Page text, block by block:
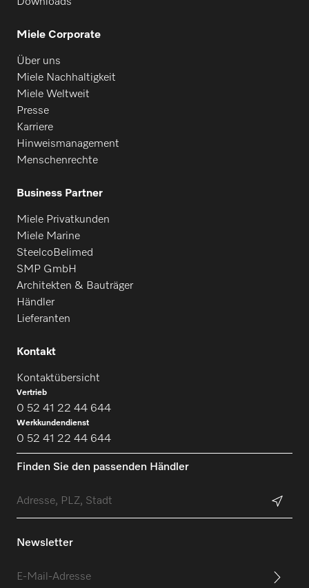
Downloads
Miele Corporate
Über uns
Miele Nachhaltigkeit
Miele Weltweit
Presse
Karriere
Hinweismanagement
Menschenrechte
Business Partner
Miele Privatkunden
Miele Marine
SteelcoBelimed
SMP GmbH
Architekten & Bauträger
Händler
Lieferanten
Kontakt
Kontaktübersicht
Vertrieb
0 52 41 22 44 644
Werkkundendienst
0 52 41 22 44 644
Finden Sie den passenden Händler
Newsletter